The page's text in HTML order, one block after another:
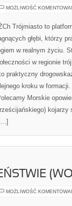
MOŻLIWOŚĆ
Trójmiasto to
głębi, którzy
w realnym życiu.
w regionie
praktyczny
kroku w
Morskie
kojarzy
MOŻLIWOŚĆ